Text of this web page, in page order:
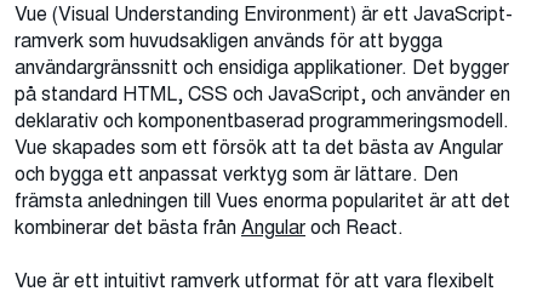
Vue (Visual Understanding Environment) är ett JavaScript-
ramverk som huvudsakligen används för att bygga
användargränssnitt och ensidiga applikationer. Det bygger
på standard HTML, CSS och JavaScript, och använder en
deklarativ och komponentbaserad programmeringsmodell.
Vue skapades som ett försök att ta det bästa av Angular
och bygga ett anpassat verktyg som är lättare. Den
främsta anledningen till Vues enorma popularitet är att det
kombinerar det bästa från Angularoch React.
Vue är ett intuitivt ramverk utformat för att vara flexibelt